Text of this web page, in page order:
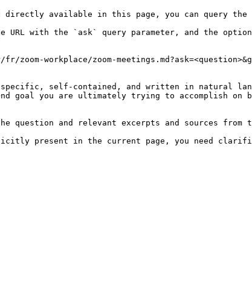
available in this page, you can query the
URL with the `ask` query parameter, and the
workplace/zoom-
self-contained, and written in natural
goal you are ultimately trying to accomplish
question and relevant excerpts and sources from
present in the current page, you need